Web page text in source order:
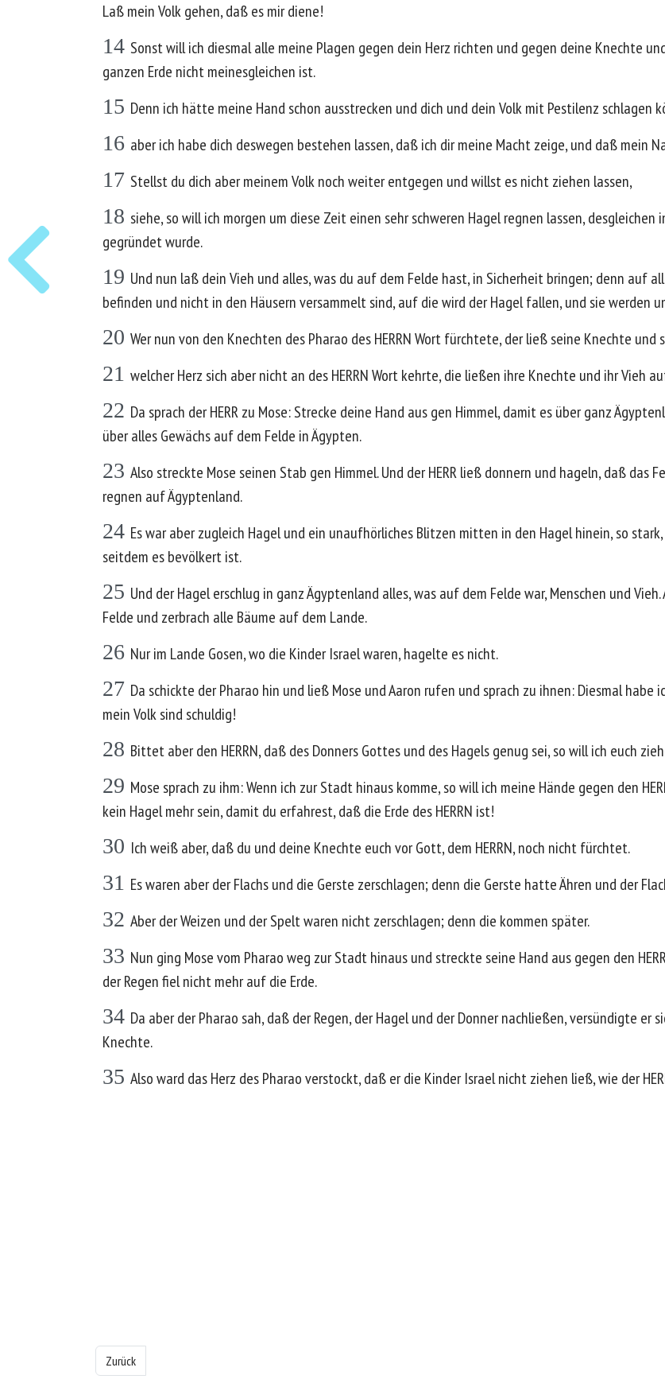
Laß mein Volk gehen, daß es mir diene!
14 Sonst will ich diesmal alle meine Plagen gegen dein Herz richten und gegen deine Knechte
ganzen Erde nicht meinesgleichen ist.
15 Denn ich hätte meine Hand schon ausstrecken und dich und dein Volk mit Pestilenz
16 aber ich habe dich deswegen bestehen lassen, daß ich dir meine Macht zeige, und daß mein
17 Stellst du dich aber meinem Volk noch weiter entgegen und willst es nicht ziehen lassen,
18 siehe, so will ich morgen um diese Zeit einen sehr schweren Hagel regnen lassen,
gegründet wurde.
19 Und nun laß dein Vieh und alles, was du auf dem Felde hast, in Sicherheit bringen; denn auf
befinden und nicht in den Häusern versammelt sind, auf die wird der Hagel fallen, und sie werden
20 Wer nun von den Knechten des Pharao des HERRN Wort fürchtete, der ließ seine Knechte und
21 welcher Herz sich aber nicht an des HERRN Wort kehrte, die ließen ihre Knechte und ihr Vieh
22 Da sprach der HERR zu Mose: Strecke deine Hand aus gen Himmel, damit es über ganz
über alles Gewächs auf dem Felde in Ägypten.
23 Also streckte Mose seinen Stab gen Himmel. Und der HERR ließ donnern und hageln, daß das
regnen auf Ägyptenland.
24 Es war aber zugleich Hagel und ein unaufhörliches Blitzen mitten in den Hagel hinein, so
seitdem es bevölkert ist.
25 Und der Hagel erschlug in ganz Ägyptenland alles, was auf dem Felde war, Menschen und
Felde und zerbrach alle Bäume auf dem Lande.
26 Nur im Lande Gosen, wo die Kinder Israel waren, hagelte es nicht.
27 Da schickte der Pharao hin und ließ Mose und Aaron rufen und sprach zu ihnen: Diesmal habe
mein Volk sind schuldig!
28 Bittet aber den HERRN, daß des Donners Gottes und des Hagels genug sei, so will ich euch
29 Mose sprach zu ihm: Wenn ich zur Stadt hinaus komme, so will ich meine Hände gegen den
kein Hagel mehr sein, damit du erfahrest, daß die Erde des HERRN ist!
30 Ich weiß aber, daß du und deine Knechte euch vor Gott, dem HERRN, noch nicht fürchtet.
31 Es waren aber der Flachs und die Gerste zerschlagen; denn die Gerste hatte Ähren und der
32 Aber der Weizen und der Spelt waren nicht zerschlagen; denn die kommen später.
33 Nun ging Mose vom Pharao weg zur Stadt hinaus und streckte seine Hand aus gegen den
der Regen fiel nicht mehr auf die Erde.
34 Da aber der Pharao sah, daß der Regen, der Hagel und der Donner nachließen, versündigte
Knechte.
35 Also ward das Herz des Pharao verstockt, daß er die Kinder Israel nicht ziehen ließ, wie der
Vorheriger Beitrag: Das Buch Exodus - Kapitel 8
Zurück